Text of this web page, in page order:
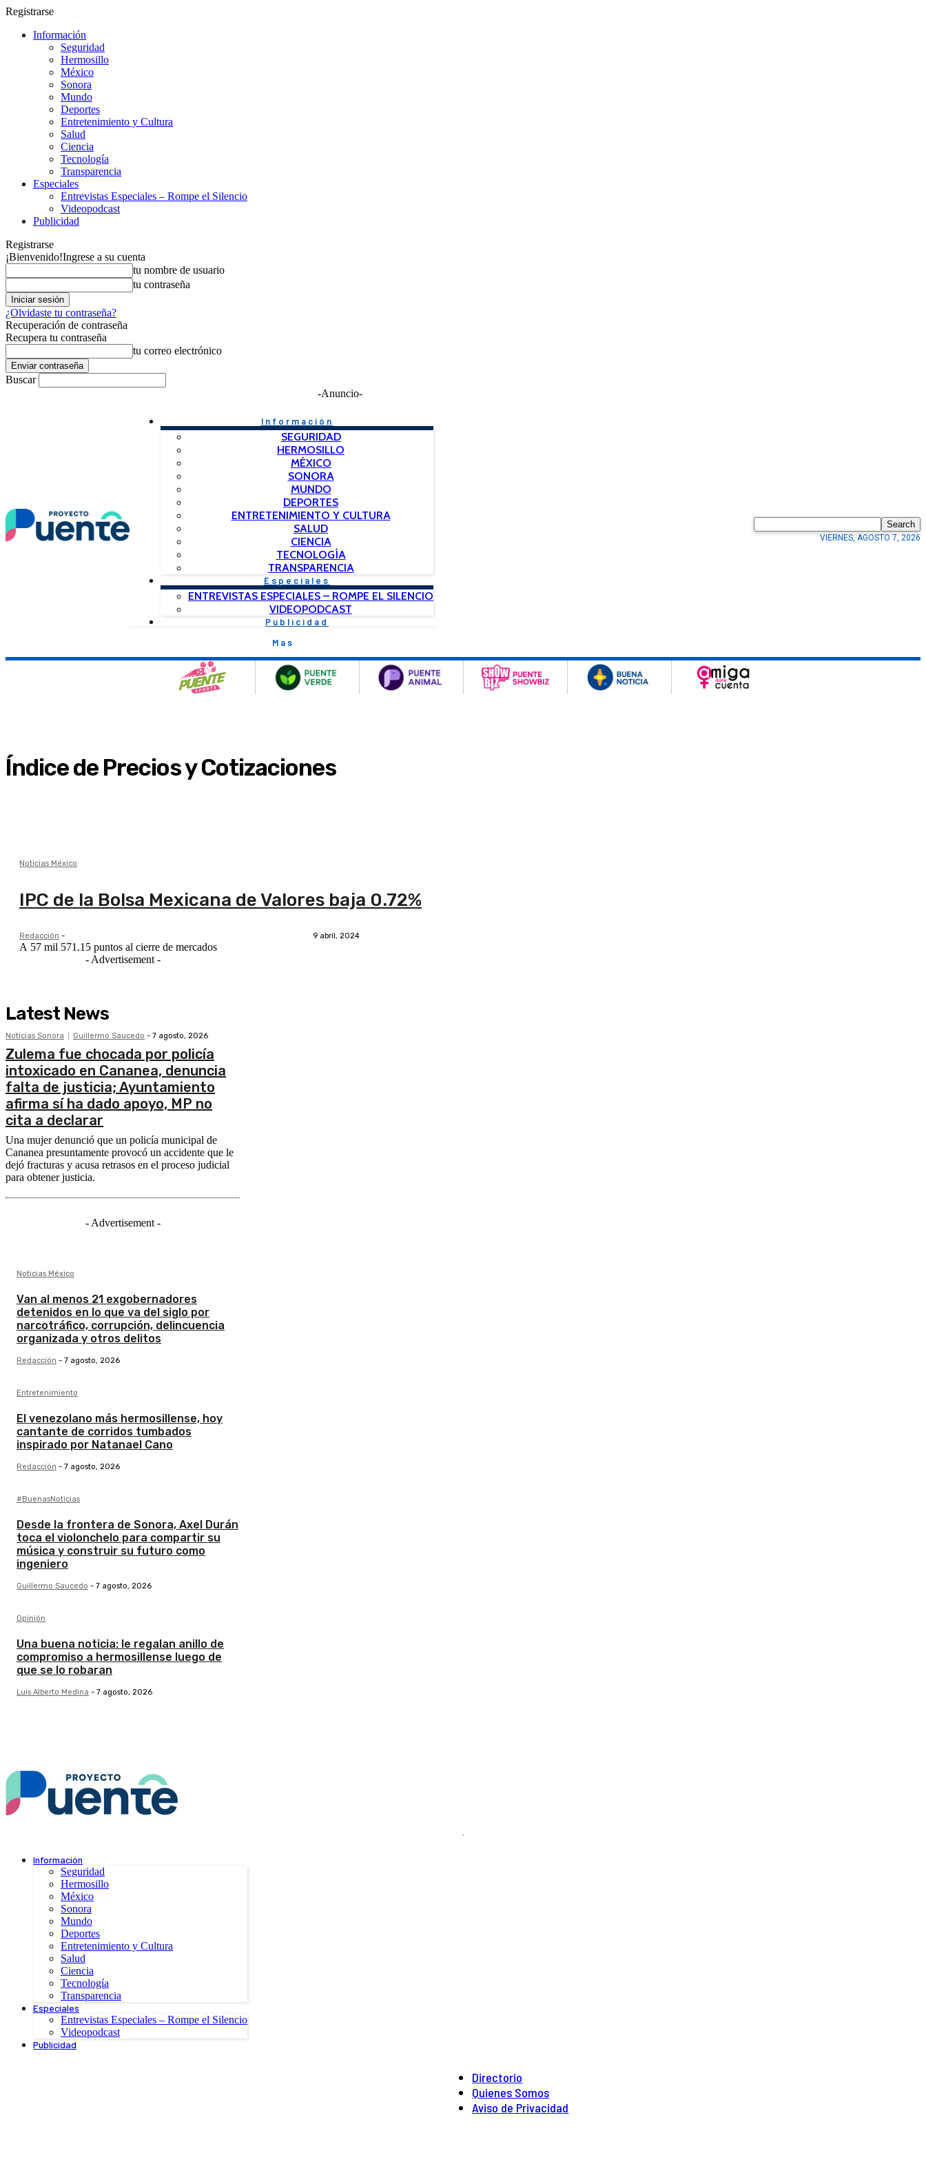
Registrarse
Información
Seguridad
Hermosillo
México
Sonora
Mundo
Deportes
Entretenimiento y Cultura
Salud
Ciencia
Tecnología
Transparencia
Especiales
Entrevistas Especiales – Rompe el Silencio
Videopodcast
Publicidad
Registrarse
¡Bienvenido!Ingrese a su cuenta
tu nombre de usuario
tu contraseña
¿Olvidaste tu contraseña?
Recuperación de contraseña
Recupera tu contraseña
tu correo electrónico
Buscar
-Anuncio-
Información
SEGURIDAD
HERMOSILLO
MÉXICO
SONORA
MUNDO
DEPORTES
ENTRETENIMIENTO Y CULTURA
SALUD
CIENCIA
TECNOLOGÍA
TRANSPARENCIA
Especiales
ENTREVISTAS ESPECIALES – ROMPE EL SILENCIO
VIDEOPODCAST
Publicidad
Mas
Search
VIERNES, AGOSTO 7, 2026
Índice de Precios y Cotizaciones
Noticias México
IPC de la Bolsa Mexicana de Valores baja 0.72%
Redacción - 9 abril, 2024
A 57 mil 571.15 puntos al cierre de mercados
- Advertisement -
Latest News
Noticias Sonora Guillermo Saucedo - 7 agosto, 2026
Zulema fue chocada por policía
intoxicado en Cananea, denuncia
falta de justicia; Ayuntamiento
afirma sí ha dado apoyo, MP no
cita a declarar
Una mujer denunció que un policía municipal de
Cananea presuntamente provocó un accidente que le
dejó fracturas y acusa retrasos en el proceso judicial
para obtener justicia.
- Advertisement -
Noticias México
Van al menos 21 exgobernadores
detenidos en lo que va del siglo por
narcotráfico, corrupción, delincuencia
organizada y otros delitos
Redacción - 7 agosto, 2026
Entretenimiento
El venezolano más hermosillense, hoy
cantante de corridos tumbados
inspirado por Natanael Cano
Redacción - 7 agosto, 2026
#BuenasNoticias
Desde la frontera de Sonora, Axel Durán
toca el violonchelo para compartir su
música y construir su futuro como
ingeniero
Guillermo Saucedo - 7 agosto, 2026
Opinión
Una buena noticia: le regalan anillo de
compromiso a hermosillense luego de
que se lo robaran
Luis Alberto Medina - 7 agosto, 2026
.
Información
Seguridad
Hermosillo
México
Sonora
Mundo
Deportes
Entretenimiento y Cultura
Salud
Ciencia
Tecnología
Transparencia
Especiales
Entrevistas Especiales – Rompe el Silencio
Videopodcast
Publicidad
Directorio
Quienes Somos
Aviso de Privacidad